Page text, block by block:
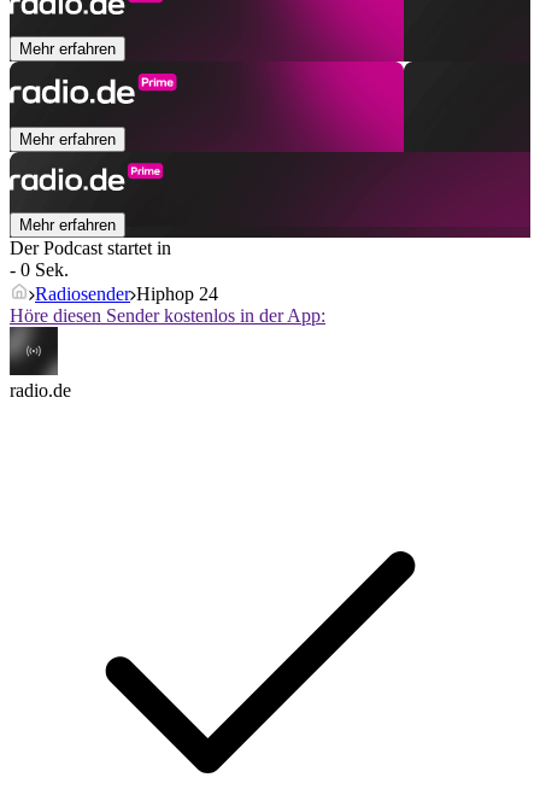
Mehr erfahren
Mehr erfahren
Mehr erfahren
Der Podcast startet in
- 0 Sek.
Radiosender Hiphop 24
Höre diesen Sender kostenlos in der App:
radio.de